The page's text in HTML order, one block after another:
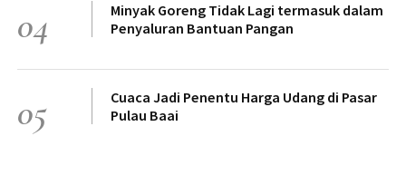
04
Minyak Goreng Tidak Lagi termasuk dalam
Penyaluran Bantuan Pangan
05
Cuaca Jadi Penentu Harga Udang di Pasar
Pulau Baai